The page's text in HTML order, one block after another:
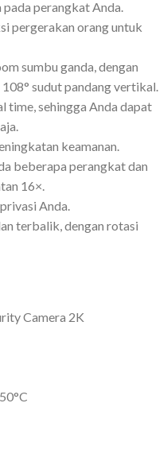
perangkat Anda.
pergerakan orang untuk
sumbu ganda, dengan
sudut pandang vertikal.
time, sehingga Anda dapat
keamanan.
beberapa perangkat dan
16×.
Anda.
terbalik, dengan rotasi
Camera 2K